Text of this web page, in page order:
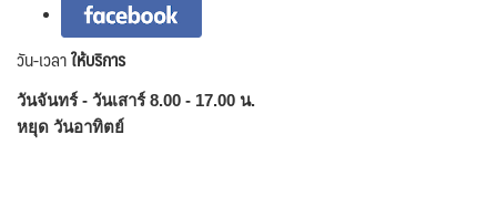
วัน-เวลาให้บริการ
วันจันทร์ - วันเสาร์ 8.00 - 17.00 น.
หยุด วันอาทิตย์